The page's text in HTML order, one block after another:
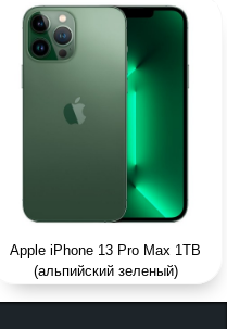
Apple iPhone 13 Pro Max 1TB
(альпийский зеленый)